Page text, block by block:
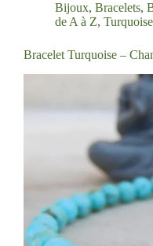
Bijoux, Bracelets,
de A à Z, Turquoise
Bracelet Turquoise –